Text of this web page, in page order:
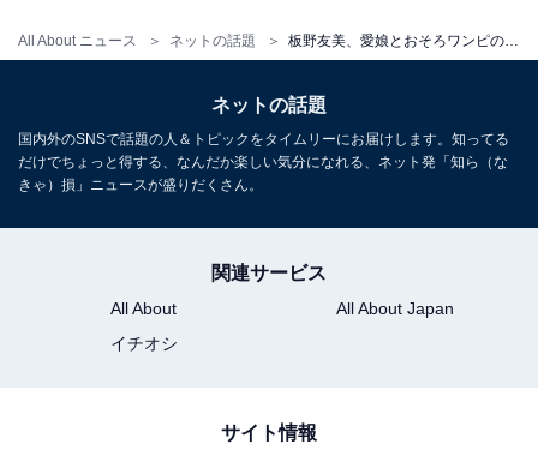
All About ニュース ネットの話題
ネットの話題
国内外のSNSで話題の人＆トピックをタイムリーにお届けします。知ってる
だけでちょっと得する、なんだか楽しい気分になれる、ネット発「知ら（な
きゃ）損」ニュースが盛りだくさん。
関連サービス
All About
All About Japan
イチオシ
サイト情報